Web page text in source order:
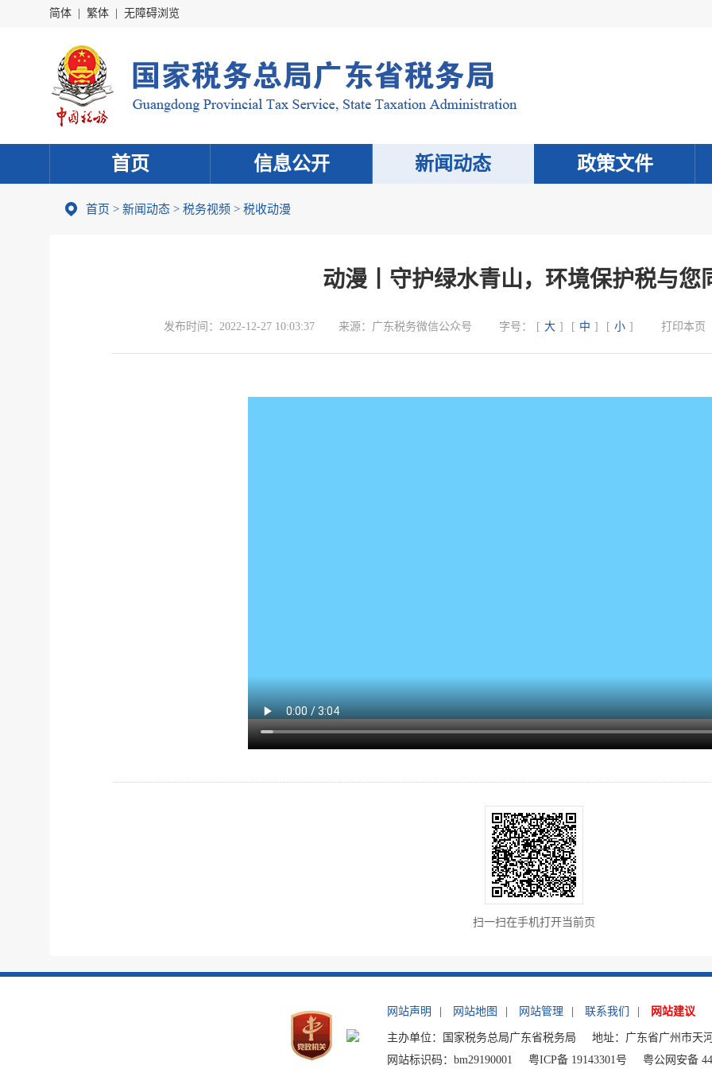
简体 繁体 无障碍浏览
首页 信息公开 新闻动态 政策文件
首页 > 新闻动态 > 税务视频 > 税收动漫
动漫丨守护绿水青山，环境保护税与您
发布时间： 2022-12-27 10:03:37 来源： 广东税务微信公众号 字号： [ 大 ] [ 中 ] [ 小 ] 打印本页
扫一扫在手机打开当前页
网站声明 网站地图 网站管理 联系我们 网站建议
主办单位：国家税务总局广东省税务局
地址：广东省广州市天
网站标识码：bm29190001
粤ICP备 19143301号 粤公网安备